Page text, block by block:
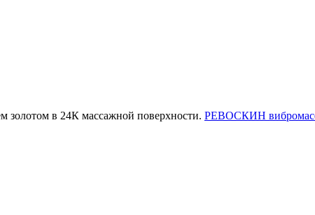
в 24К массажной поверхности. РЕВОСКИН